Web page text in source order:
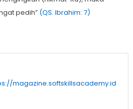
pedih” (QS. Ibrahim: 7)
magazine.softskillsacademy.id